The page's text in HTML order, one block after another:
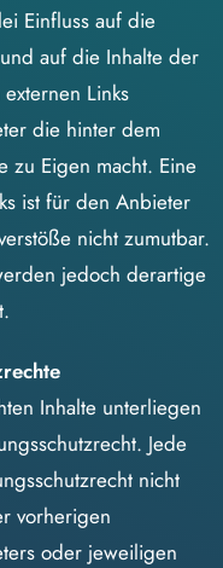
Einfluss auf die
auf die Inhalte der
Links
die hinter dem
zu Eigen macht. Eine
ist für den Anbieter
nicht zumutbar.
jedoch derartige
Inhalte unterliegen
Jede
nicht
vorherigen
oder jeweiligen